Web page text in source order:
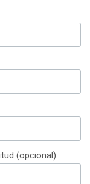
(opcional)